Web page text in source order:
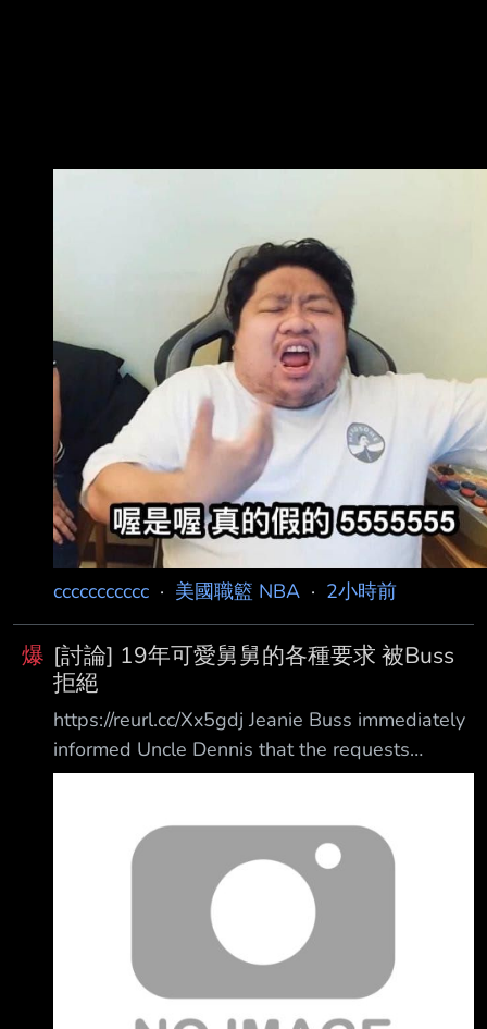
ccccccccccc · 美國職籃 NBA · 2小時前
爆 [討論] 19年可愛舅舅的各種要求 被Buss
拒絕
https://reurl.cc/Xx5gdj Jeanie Buss immediately
informed Uncle Dennis that the requests
breached league rules and salary cap
agency, his uncle and advisor, Dennis
Robertson, reportedly asked then-Lakers